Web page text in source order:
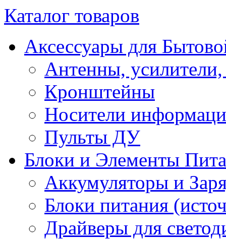
Каталог товаров
Аксессуары для
Антенны, усилители,
Кронштейны
Носители
Пульты ДУ
Блоки и Элементы
Аккумуляторы и
Блоки питания
Драйверы для